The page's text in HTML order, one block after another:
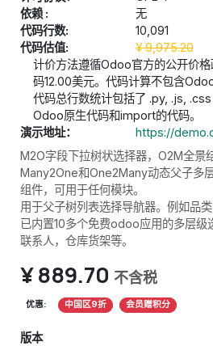
依赖 :
无
代码行数:
10,091
代码估值:
¥9,975.20
计价方法遵循Odoo官方的公开价
码12.00美元。代码计算不包含
代码总行数统计包括了 .py, .js,
Odoo原生代码和import的代码。
演示地址：
https://
M2O字段下拉树状选择器，O2M全景
Many2One和One2Many动态父子多
组件，可用于任何模块。
用于父子树列表选择导航器。例如品类
已内置10多个免费odoo应用的多层级
联系人，仓库货架等。
¥889.70 不含税
优惠: 中国区9折 会员赠积分
版本